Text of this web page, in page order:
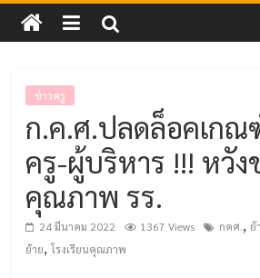
ข่าวครู
ก.ค.ศ.ปลดล็อคเกณ
ครู-ผู้บริหาร !!! หวั
คุณภาพ รร.
24 มีนาคม 2022 1367 Views กคศ., ย้
ย้าย,โรงเรียนคุณภาพ